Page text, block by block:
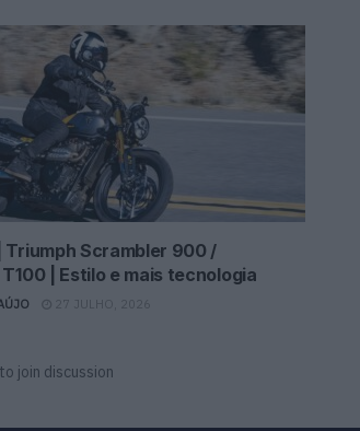
Scrambler 900 /
| Estilo e mais tecnologia
27 JULHO, 2026
to join discussion